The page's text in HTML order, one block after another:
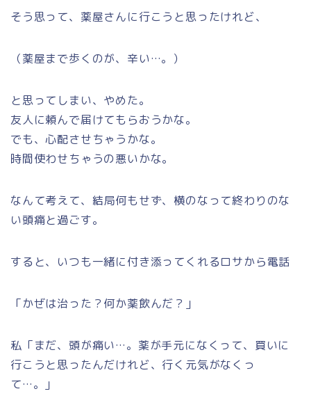
そう思って、薬屋さんに行こうと思ったけれど、
（薬屋まで歩くのが、辛い…。）
と思ってしまい、やめた。
友人に頼んで届けてもらおうかな。
でも、心配させちゃうかな。
時間使わせちゃうの悪いかな。
なんて考えて、結局何もせず、横のなって終わりのな
い頭痛と過ごす。
すると、いつも一緒に付き添ってくれるロサから電話
「かぜは治った？何か薬飲んだ？」
私「まだ、頭が痛い…。薬が手元になくって、買いに
行こうと思ったんだけれど、行く元気がなくっ
て…。」